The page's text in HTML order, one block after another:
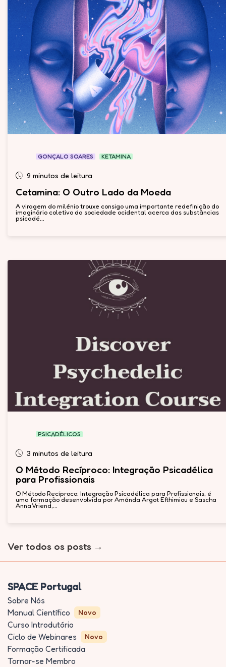
GONÇALO SOARES KETAMINA
9 minutos de leitura
Cetamina: O Outro Lado da Moeda
A viragem do milénio trouxe consigo uma importante redefinição do
imaginário coletivo da sociedade ocidental acerca das substâncias
psicadé...
PSICADÉLICOS
3 minutos de leitura
O Método Recíproco: Integração Psicadélica
para Profissionais
O Método Recíproco: Integração Psicadélica para Profissionais, é
uma formação desenvolvida por Amánda Argot Efthimiou e Sascha
Anna Vriend,...
Ver todos os posts
SPACE Portugal
Sobre Nós
Manual Científico
Novo
Curso Introdutório
Ciclo de Webinares
Novo
Formação Certificada
Tornar-se Membro